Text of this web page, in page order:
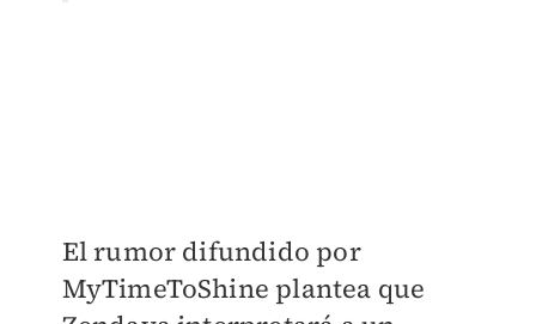
El rumor difundido por
MyTimeToShine plantea que